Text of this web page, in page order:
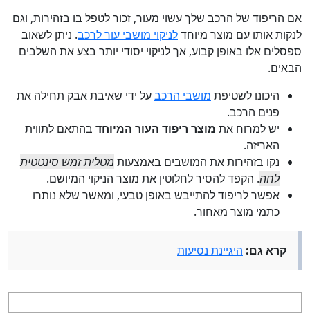
אם הריפוד של הרכב שלך עשוי מעור, זכור לטפל בו בזהירות, וגם
לנקות אותו עם מוצר מיוחדלניקוי מושבי עור לרכב. ניתן לשאוב
ספסלים אלו באופן קבוע, אך לניקוי יסודי יותר בצע את השלבים
הבאים.
היכונו לשטיפת מושבי הרכבעל ידי שאיבת אבק תחילה את
פנים הרכב.
יש למרוח את מוצר ריפוד העור המיוחד בהתאם לתווית
האריזה.
נקו בזהירות את המושבים באמצעות מטלית זמש סינטטית
לחה. הקפד להסיר לחלוטין את מוצר הניקוי המיושם.
אפשר לריפוד להתייבש באופן טבעי, ומאשר שלא נותרו
כתמי מוצר מאחור.
קרא גם: היגיינת נסיעות